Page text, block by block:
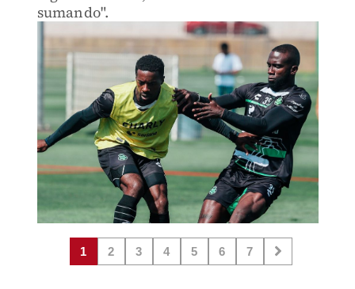
sumando".
1 2 3 4 5 6 7